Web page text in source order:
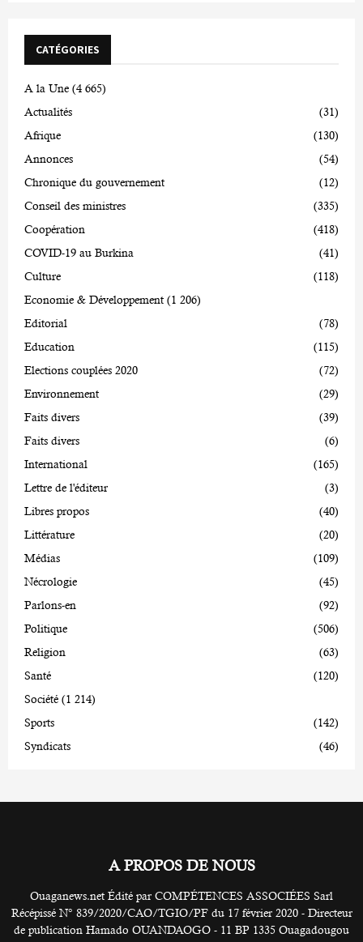
CATÉGORIES
A la Une (4 665)
Actualités
(31)
Afrique
(130)
Annonces
(54)
Chronique du gouvernement
(12)
Conseil des ministres
(335)
Coopération
(418)
COVID-19 au Burkina
(41)
Culture
(118)
Economie & Développement (1 206)
Editorial
(78)
Education
(115)
Elections couplées 2020
(72)
Environnement
(29)
Faits divers
(39)
Faits divers
(6)
International
(165)
Lettre de l'éditeur
(3)
Libres propos
(40)
Littérature
(20)
Médias
(109)
Nécrologie
(45)
Parlons-en
(92)
Politique
(506)
Religion
(63)
Santé
(120)
Société (1 214)
Sports
(142)
Syndicats
(46)
A PROPOS DE NOUS
Ouaganews.net Édité par COMPÉTENCES ASSOCIÉES Sarl
Récépissé N° 839/2020/CAO/TGIO/PF du 17 février 2020 - Directeur
de publication Hamado OUANDAOGO - 11 BP 1335 Ouagadougou